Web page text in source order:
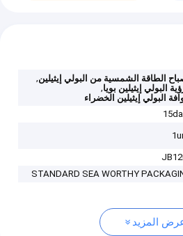
الطاقة الشمسية من البولي إيثيلين,
البولي إيثيلين بويا,
البولي إيثيلين الخضراء
STANDARD SEA WORTHY
المزيد